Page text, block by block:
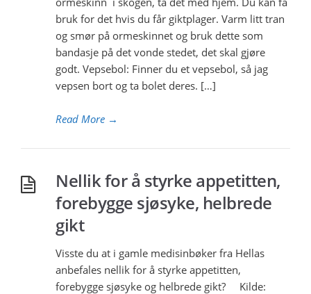
bruk for det hvis du får giktplager. Varm litt tran
og smør på ormeskinnet og bruk dette som
bandasje på det vonde stedet, det skal gjøre
godt. Vepsebol: Finner du et vepsebol, så jag
vepsen bort og ta bolet deres. […]
Read More →
Nellik for å styrke appetitten,
forebygge sjøsyke, helbrede
gikt
Visste du at i gamle medisinbøker fra Hellas
anbefales nellik for å styrke appetitten,
forebygge sjøsyke og helbrede gikt? Kilde: